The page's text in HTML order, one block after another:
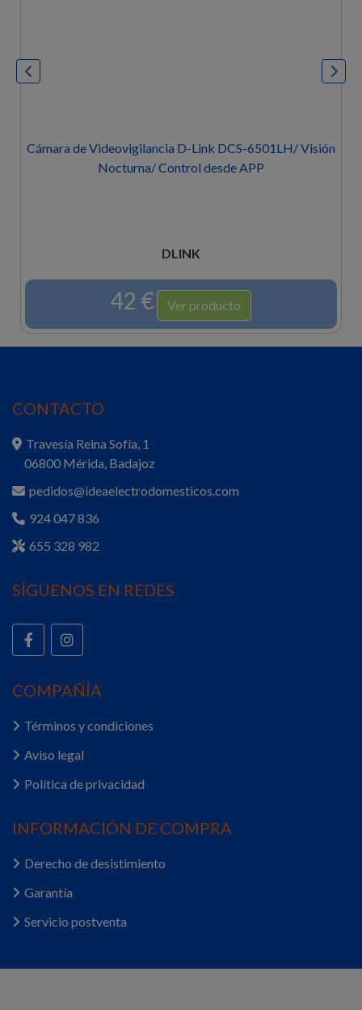
Videovigilancia D-Link DCS-6501LH/ Visión
Nocturna/ Control desde APP
Ver producto
Cámara
CONTACTO
Travesía Reina Sofía, 1
06800 Mérida, Badajoz
pedidos@ideaelectrodomesticos.com
924 047 836
655 328 982
SÍGUENOS EN REDES
COMPAÑÍA
Términos y condiciones
Aviso legal
Política de privacidad
INFORMACIÓN DE COMPRA
Derecho de desistimiento
Garantía
Servicio postventa